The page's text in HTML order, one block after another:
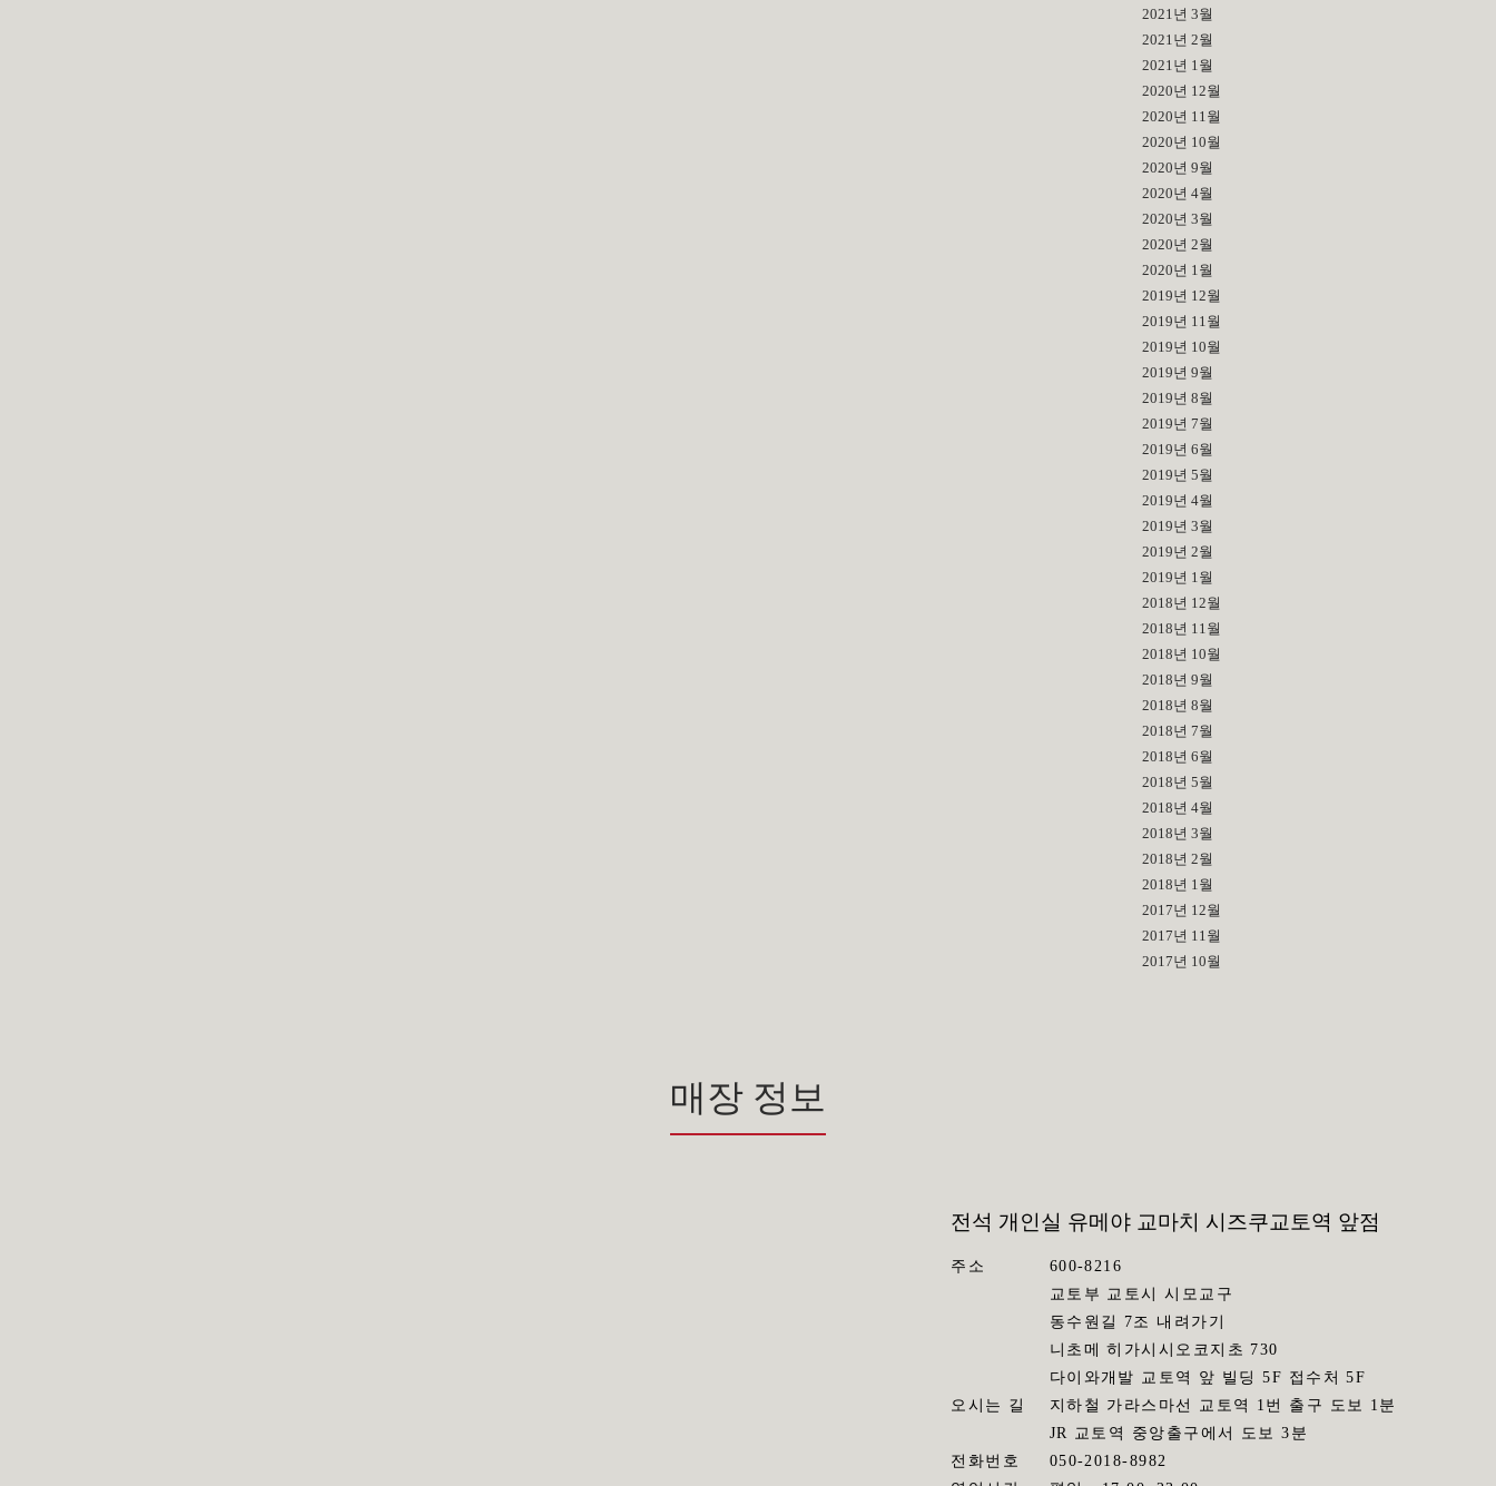
2021년 3월
2021년 2월
2021년 1월
2020년 12월
2020년 11월
2020년 10월
2020년 9월
2020년 4월
2020년 3월
2020년 2월
2020년 1월
2019년 12월
2019년 11월
2019년 10월
2019년 9월
2019년 8월
2019년 7월
2019년 6월
2019년 5월
2019년 4월
2019년 3월
2019년 2월
2019년 1월
2018년 12월
2018년 11월
2018년 10월
2018년 9월
2018년 8월
2018년 7월
2018년 6월
2018년 5월
2018년 4월
2018년 3월
2018년 2월
2018년 1월
2017년 12월
2017년 11월
2017년 10월
매장 정보
전석 개인실 유메야 교마치 시즈쿠교토역 앞점
주소
600-8216
교토부 교토시 시모교구
동수원길 7조 내려가기
니초메 히가시시오코지초 730
다이와개발 교토역 앞 빌딩 5F 접수처 5F
오시는 길
지하철 가라스마선 교토역 1번 출구 도보 1분
JR 교토역 중앙출구에서 도보 3분
전화번호
050-2018-8982